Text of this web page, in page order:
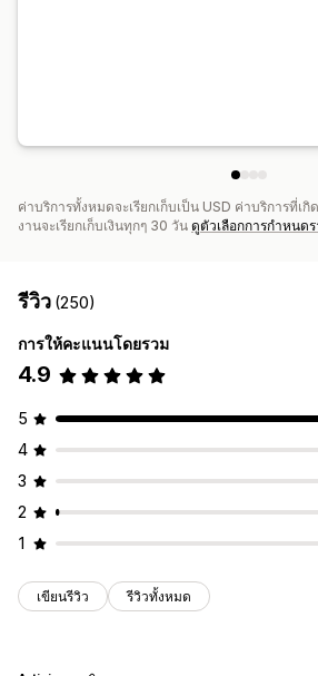
ค่าบริการทั้งหมดจะเรียกเก็บเป็น USD ค่าบริการที่เ
งานจะเรียกเก็บเงินทุกๆ 30 วัน ดูตัวเลือกการกำหนด
รีวิว (250)
การให้คะแนนโดยรวม
4.9
5
4
3
2
1
เขียนรีวิว รีวิวทั้งหมด